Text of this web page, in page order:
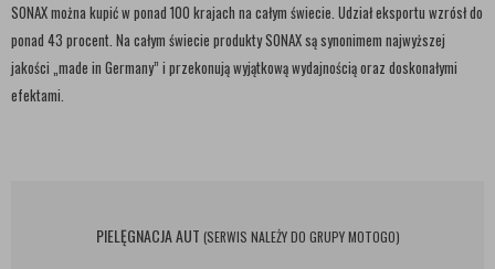
SONAX można kupić w ponad 100 krajach na całym świecie. Udział eksportu wzrósł do
ponad 43 procent. Na całym świecie produkty SONAX są synonimem najwyższej
jakości „made in Germany” i przekonują wyjątkową wydajnością oraz doskonałymi
efektami.
PIELĘGNACJA AUT (SERWIS NALEŻY DO GRUPY MOTOGO)